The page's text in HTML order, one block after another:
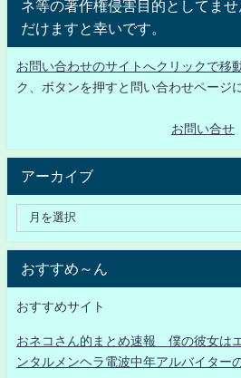
ネ等の著作権侵害目的としてま
だけますと幸いです。
お問い合わせのサイトへクリックで移
ク、ボタンを押すと問い合わせページ
お問い合せ
アーカイブ
おすすめ～ん
おすすめサイト
おネコさん的まとめ速報 僕の彼女は
ンタルメンヘラ電波中年アルバイター